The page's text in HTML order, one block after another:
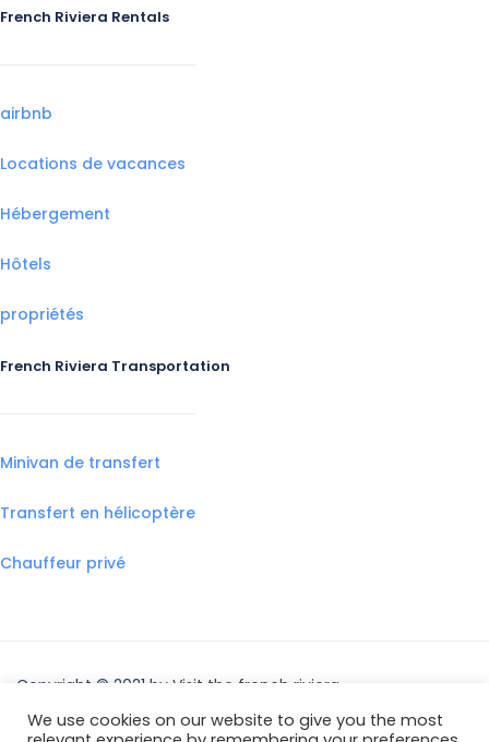
French Riviera Rentals
airbnb
Locations de vacances
Hébergement
Hôtels
propriétés
French Riviera Transportation
Minivan de transfert
Transfert en hélicoptère
Chauffeur privé
Copyright © 2021 by Visit the french riviera
We use cookies on our website to give you the most